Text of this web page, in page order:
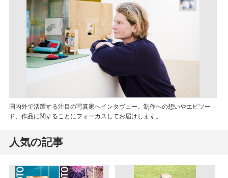
国内外で活躍する注目の写真家へインタヴュー。制作への想いやエピソー
ド、作品に関することにフォーカスしてお届けします。
人気の記事